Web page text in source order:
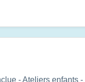
- Ateliers enfants